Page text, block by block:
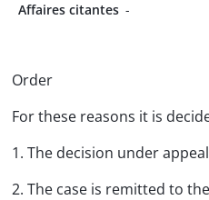
Affaires citantes -
Order
For these reasons it is
1. The decision under
2. The case is remitted to